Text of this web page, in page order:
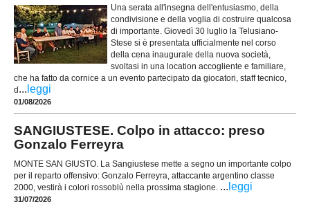
Una serata all'insegna dell'entusiasmo, della
condivisione e della voglia di costruire qualcosa
di importante. Giovedì 30 luglio la Telusiano-
Stese si è presentata ufficialmente nel corso
della cena inaugurale della nuova società,
svoltasi in una location accogliente e familiare,
che ha fatto da cornice a un evento partecipato da giocatori, staff tecnico,
d ... leggi
01/08/2026
SANGIUSTESE. Colpo in attacco: preso
Gonzalo Ferreyra
MONTE SAN GIUSTO. La Sangiustese mette a segno un importante colpo
per il reparto offensivo: Gonzalo Ferreyra, attaccante argentino classe
2000, vestirà i colori rossoblù nella prossima stagione. ... leggi
31/07/2026